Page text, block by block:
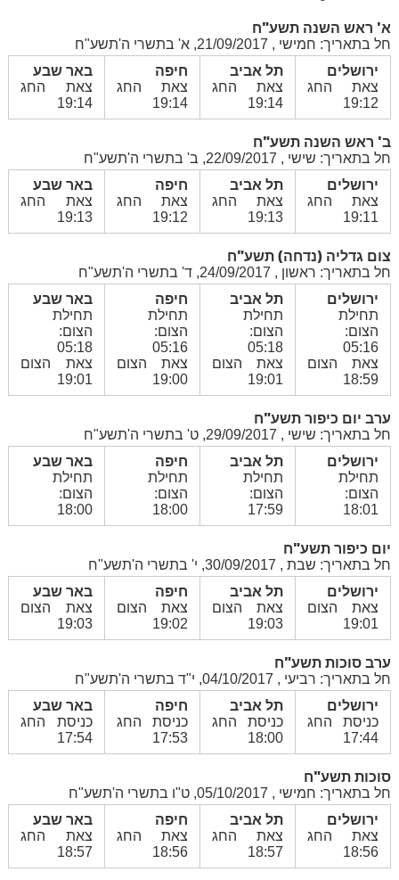
א' ראש השנה תשע"ח
חל בתאריך: חמישי , 21/09/2017, א' בתשרי ה'תשע"ח
ירושלים
צאת החג
19:12
תל אביב
צאת החג
19:14
חיפה
צאת החג
19:14
באר שבע
צאת החג
19:14
ב' ראש השנה תשע"ח
חל בתאריך: שישי , 22/09/2017, ב' בתשרי ה'תשע"ח
ירושלים
צאת החג
19:11
תל אביב
צאת החג
19:13
חיפה
צאת החג
19:12
באר שבע
צאת החג
19:13
צום גדליה (נדחה) תשע"ח
חל בתאריך: ראשון , 24/09/2017, ד' בתשרי ה'תשע"ח
ירושלים
תחילת
הצום:
05:16
צאת הצום
18:59
תל אביב
תחילת
הצום:
05:18
צאת הצום
19:01
חיפה
תחילת
הצום:
05:16
צאת הצום
19:00
באר שבע
תחילת
הצום:
05:18
צאת הצום
19:01
ערב יום כיפור תשע"ח
חל בתאריך: שישי , 29/09/2017, ט' בתשרי ה'תשע"ח
ירושלים
תחילת
הצום:
18:01
תל אביב
תחילת
הצום:
17:59
חיפה
תחילת
הצום:
18:00
באר שבע
תחילת
הצום:
18:00
יום כיפור תשע"ח
חל בתאריך: שבת , 30/09/2017, י' בתשרי ה'תשע"ח
ירושלים
צאת הצום
19:01
תל אביב
צאת הצום
19:03
חיפה
צאת הצום
19:02
באר שבע
צאת הצום
19:03
ערב סוכות תשע"ח
חל בתאריך: רביעי , 04/10/2017, י"ד בתשרי ה'תשע"ח
ירושלים
כניסת החג
17:44
תל אביב
כניסת החג
18:00
חיפה
כניסת החג
17:53
באר שבע
כניסת החג
17:54
סוכות תשע"ח
חל בתאריך: חמישי , 05/10/2017, ט"ו בתשרי ה'תשע"ח
ירושלים
צאת החג
18:56
תל אביב
צאת החג
18:57
חיפה
צאת החג
18:56
באר שבע
צאת החג
18:57